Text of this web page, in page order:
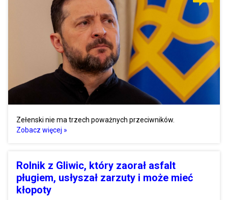
Zełenski nie ma trzech poważnych przeciwników.
Zobacz więcej »
Rolnik z Gliwic, który zaorał asfalt
pługiem, usłyszał zarzuty i może mieć
kłopoty